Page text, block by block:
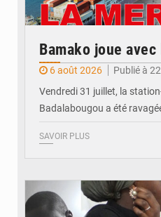
Bamako joue
6 août 2026
Publié à
Vendredi 31 juillet, la
Badalabougou a été
SAVOIR PLUS